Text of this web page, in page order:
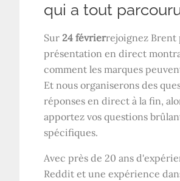
qui a tout
Sur24 févrierrejoignez Brent
présentation en direct
comment les marques
Et nous organiserons des
réponses en direct à la fin,
apportez vos questions
spécifiques.
Avec près de 20 ans
Reddit et une expérience